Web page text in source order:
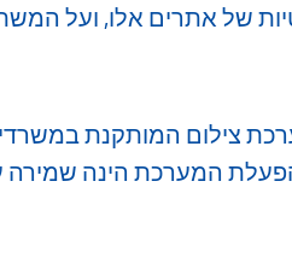
צילום המותקנת במשרדי